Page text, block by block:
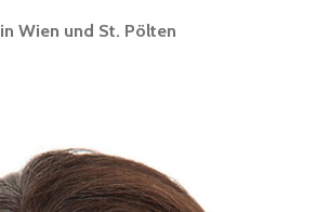
in Wien und St. Pölten